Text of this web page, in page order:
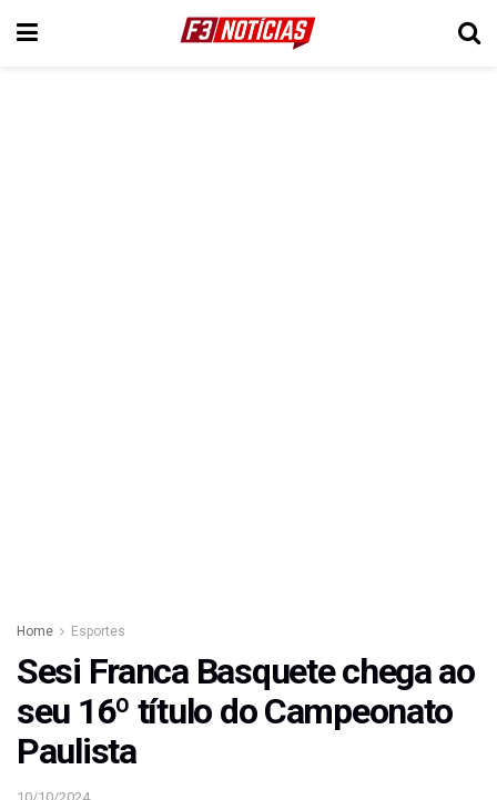
Home Esportes
Sesi Franca Basquete chega ao
seu 16º título do Campeonato
Paulista